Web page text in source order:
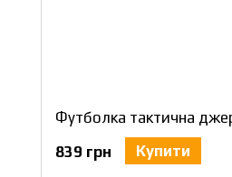
839 грн
Купити